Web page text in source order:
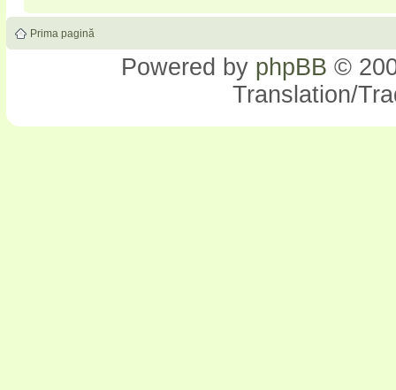
Prima pagină
Powered by phpBB ©
Translation/